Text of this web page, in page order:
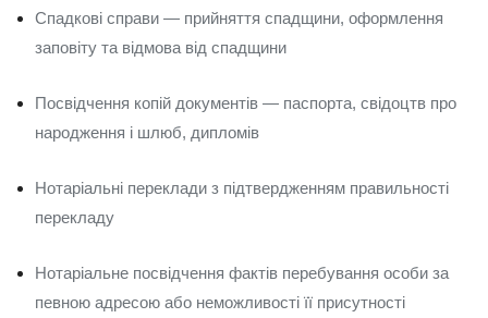
Спадкові справи — прийняття спадщини, оформлення
заповіту та відмова від спадщини
Посвідчення копій документів — паспорта, свідоцтв про
народження і шлюб, дипломів
Нотаріальні переклади з підтвердженням правильності
перекладу
Нотаріальне посвідчення фактів перебування особи за
певною адресою або неможливості її присутності